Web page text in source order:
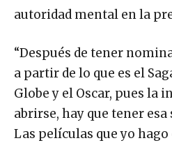
autoridad mental en la
“Después de tener
a partir de lo que es el
Globe y el Oscar, pues la
abrirse, hay que tener esa
Las películas que yo